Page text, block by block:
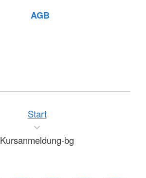
AGB
Start
Kursanmeldung-bg